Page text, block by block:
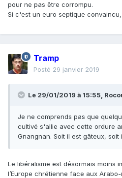
pour ne pas être corrompu.
Si c'est un euro septique
Tramp
Posté 29 janvier 2019
Le 29/01/2019 à 15:55,
Je ne comprends pas que
cultivé s'allie avec cette ordure
Gnangnan. Soit il est gâteux, soit
Le libéralisme est désormais moins
l’Europe chrétienne face aux